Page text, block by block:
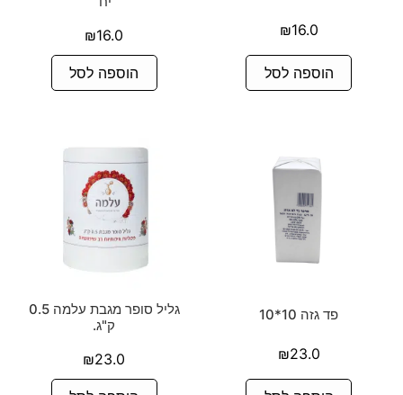
₪16.0
הוספה לסל
₪16.0
הוספה לסל
פד גזה 10*10
₪23.0
גליל סופר מגבת עלמה 0.5
ק"ג.
₪23.0